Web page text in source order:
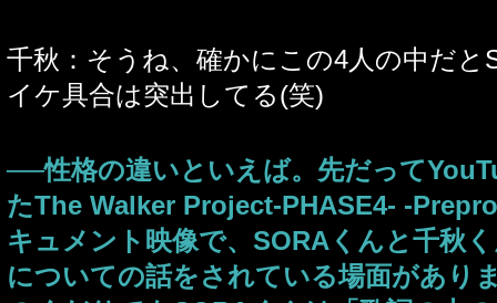
千秋：そうね、確かにこの4人の中だと
イケ具合は突出してる(笑)
──性格の違いといえば。先だって
たThe Walker Project-PHASE4- -
キュメント映像で、SORAくんと千秋
についての話をされている場面があり